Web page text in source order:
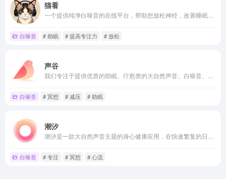
猫看
白噪音 # 助眠 # 提高专注力 # 放松
声谷
白噪音 # 冥想 # 减压 # 助眠
潮汐
白噪音 # 专注 # 冥想 # 心流